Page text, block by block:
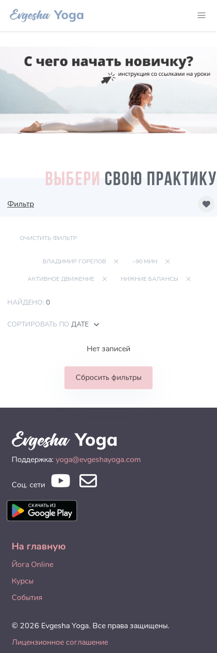
ВЫБЕРИ СВОЮ ПРАКТИКУ
Фильтр
ОЧИСТИТЬ ФИЛЬТР
ВЛАДИМИР ГОРЕЛОВ ~90 МИН
АКТИВНОЕ ДВИЖЕНИЕ НИЖНИЕ БАЛАНСЫ
НАЙДЕНО: 0
СОРТИРОВАТЬ ПО ДАТЕ
Нет записей
Сбросить фильтры
Поддержка: yoga@evgeshayoga.com
Соц. сети
На главную
Йога Online
Курсы
События
© 2026 Evgesha Yoga. Все права защищены.
Лицензионное соглашение